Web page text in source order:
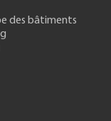
des bâtiments